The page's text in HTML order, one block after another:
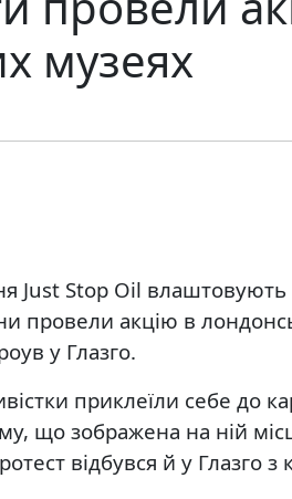
музеях
Just Stop Oil
провели акцію в
у Глазго.
приклеїли себе до
що зображена на ній
відбувся й у Глазго